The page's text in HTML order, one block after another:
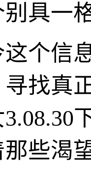
具一
这个信
寻找真
那些渴